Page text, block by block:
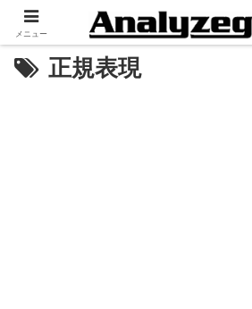
正規表現
メニュー